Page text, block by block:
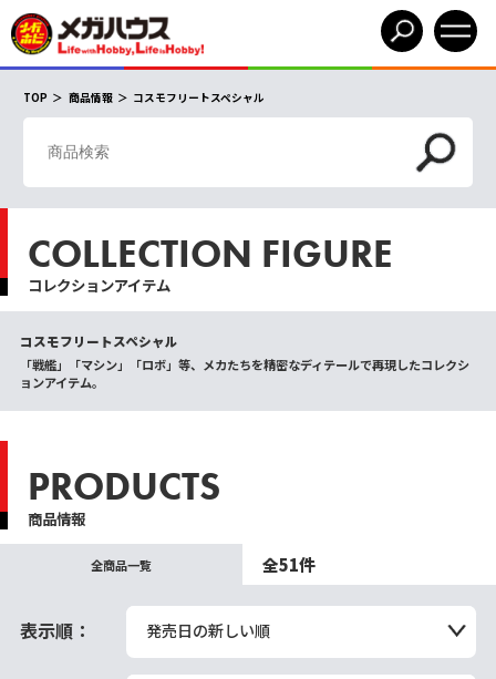
TOP 商品情報 コスモフリートスペシャル
COLLECTION FIGURE
コレクションアイテム
コスモフリートスペシャル
「戦艦」「マシン」「ロボ」等、メカたちを精密なディテールで再現したコレクシ
ョンアイテム。
PRODUCTS
商品情報
全商品一覧 全51件
表示順： 発売日の新しい順